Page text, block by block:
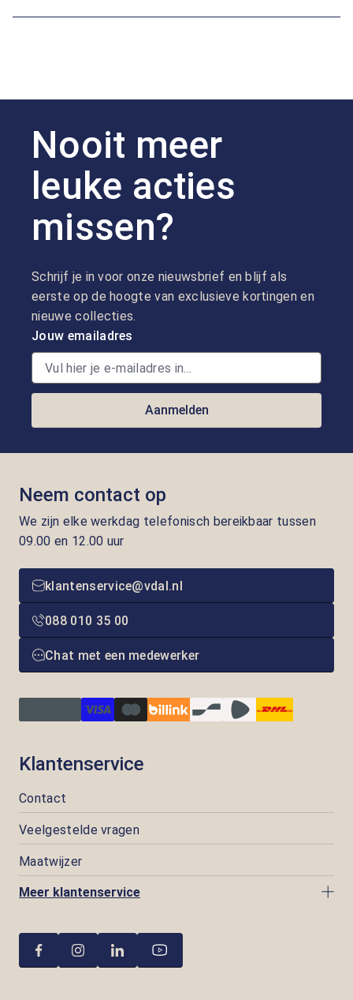
Nooit meer
leuke acties
missen?
Schrijf je in voor onze nieuwsbrief en blijf als
eerste op de hoogte van exclusieve kortingen en
nieuwe collecties.
Jouw emailadres
Aanmelden
Neem contact op
We zijn elke werkdag telefonisch bereikbaar tussen
09.00 en 12.00 uur
klantenservice@vdal.nl
088 010 35 00
Chat met een medewerker
Klantenservice
Contact
Veelgestelde vragen
Maatwijzer
Meer klantenservice